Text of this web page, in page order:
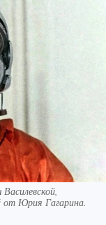
от Юрия Гагарина.